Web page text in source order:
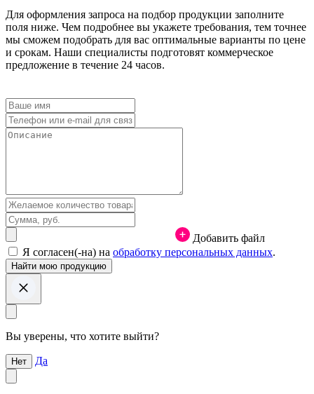
Для оформления запроса на подбор продукции заполните
поля ниже. Чем подробнее вы укажете требования, тем точнее
мы сможем подобрать для вас оптимальные варианты по цене
и срокам. Наши специалисты подготовят коммерческое
предложение в течение 24 часов.
Добавить файл
Я согласен(-на) на обработку персональных данных.
Вы уверены, что хотите выйти?
Нет Да